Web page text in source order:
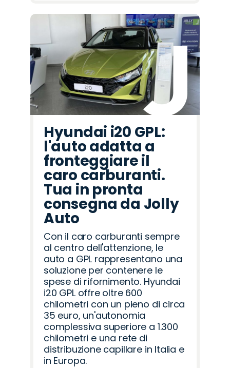
Hyundai i20 GPL:
l'auto adatta a
fronteggiare il
caro carburanti.
Tua in pronta
consegna da Jolly
Auto
Con il caro carburanti sempre
al centro dell'attenzione, le
auto a GPL rappresentano una
soluzione per contenere le
spese di rifornimento. Hyundai
i20 GPL offre oltre 600
chilometri con un pieno di circa
35 euro, un'autonomia
complessiva superiore a 1.300
chilometri e una rete di
distribuzione capillare in Italia e
in Europa.